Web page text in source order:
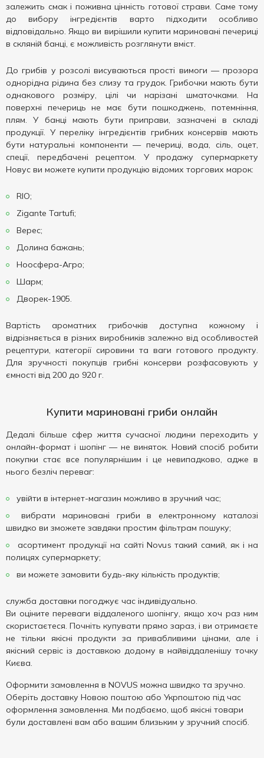
залежить смак і поживна цінність готової страви. Саме тому
до вибору інгредієнтів варто підходити особливо
відповідально. Якщо ви вирішили купити мариновані печериці
в скляній банці, є можливість розглянути вміст.
До грибів у розсолі висуваються прості вимоги — прозора
однорідна рідина без слизу та грудок. Грибочки мають бути
однакового розміру, цілі чи нарізані шматочками. На
поверхні печериць не має бути пошкоджень, потемніння,
плям. У банці мають бути приправи, зазначені в складі
продукції. У переліку інгредієнтів грибних консервів мають
бути натуральні компоненти — печериці, вода, сіль, оцет,
спеції, передбачені рецептом. У продажу супермаркету
Новус ви можете купити продукцію відомих торгових марок:
RIO;
Zigante Tartufi;
Верес;
Долина бажань;
Ноосфера-Агро;
Шарм;
Дворек-1905.
Вартість ароматних грибочків доступна кожному і
відрізняється в різних виробників залежно від особливостей
рецептури, категорії сировини та ваги готового продукту.
Для зручності покупців грибні консерви розфасовують у
ємності від 200 до 920 г.
Купити мариновані гриби онлайн
Дедалі більше сфер життя сучасної людини переходить у
онлайн-формат і шопінг — не виняток. Новий спосіб робити
покупки стає все популярнішим і це невипадково, адже в
нього безліч переваг:
увійти в інтернет-магазин можливо в зручний час;
вибрати мариновані гриби в електронному каталозі
швидко ви зможете завдяки простим фільтрам пошуку;
асортимент продукції на сайті Novus такий самий, як і на
полицях супермаркету;
ви можете замовити будь-яку кількість продуктів;
служба доставки погоджує час індивідуально.
Ви оціните переваги віддаленого шопінгу, якщо хоч раз ним
скористаєтеся. Почніть купувати прямо зараз, і ви отримаєте
не тільки якісні продукти за привабливими цінами, але і
якісний сервіс із доставкою додому в найвіддаленішу точку
Києва.
Оформити замовлення в NOVUS можна швидко та зручно.
Оберіть доставку Новою поштою або Укрпоштою під час
оформлення замовлення. Ми подбаємо, щоб якісні товари
були доставлені вам або вашим близьким у зручний спосіб.